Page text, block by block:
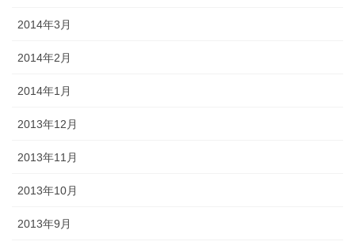
2014年3月
2014年2月
2014年1月
2013年12月
2013年11月
2013年10月
2013年9月